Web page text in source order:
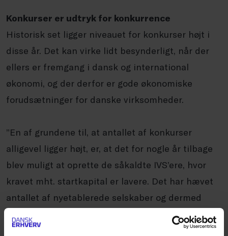
Konkurser er udtryk for konkurrence
Historisk set ligger niveauet for konkurser højt i
disse år. Det kan virke lidt besynderligt, når der
ellers er fremgang i dansk og international
økonomi, og der derfor er gode økonomiske
forudsætninger for danske virksomheder.
”En af grundene til, at antallet af konkurser
alligevel ligger højt, er, at det for nogle år tilbage
blev muligt at oprette de såkaldte IVS’ere, hvor
kravet mht. startkapital er lavere. Det har hævet
antallet af nyetablerede selskaber og dermed
også konkurrencen blandt virksomhederne. Som
naturlig konsekvens heraf ser vi også flere